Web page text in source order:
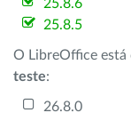
25.8.6
25.8.5
O LibreOffice está
teste:
26.8.0